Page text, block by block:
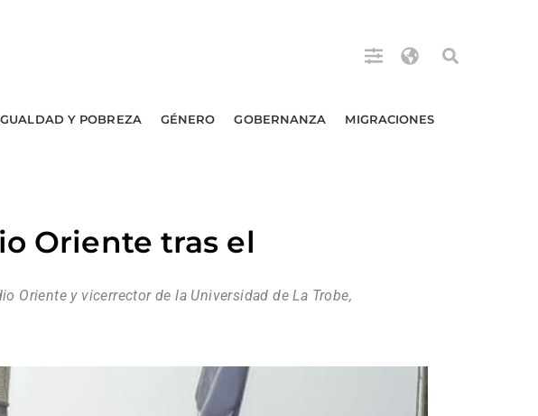
Y POBREZA GÉNERO GOBERNANZA MIGRACIONES
Oriente tras el
Oriente y vicerrector de la Universidad de La Trobe,